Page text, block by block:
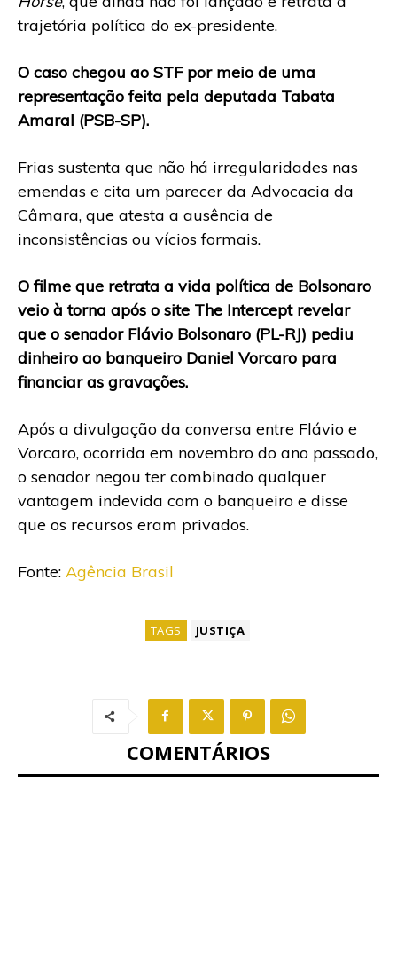
trajetória política do ex-presidente.
O caso chegou ao STF por meio de uma
representação feita pela deputada Tabata
Amaral (PSB-SP).
Frias sustenta que não há irregularidades nas
emendas e cita um parecer da Advocacia da
Câmara, que atesta a ausência de
inconsistências ou vícios formais.
O filme que retrata a vida política de Bolsonaro
veio à torna após o site The Intercept revelar
que o senador Flávio Bolsonaro (PL-RJ) pediu
dinheiro ao banqueiro Daniel Vorcaro para
financiar as gravações.
Após a divulgação da conversa entre Flávio e
Vorcaro, ocorrida em novembro do ano passado,
o senador negou ter combinado qualquer
vantagem indevida com o banqueiro e disse
que os recursos eram privados.
Fonte: Agência Brasil
TAGS JUSTIÇA
COMENTÁRIOS